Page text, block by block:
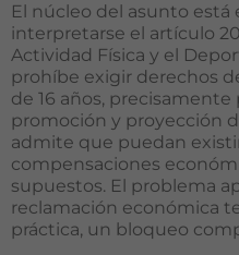
El núcleo del asunto está
interpretarse el artículo 20
Actividad Física y el
prohíbe exigir derechos
de 16 años, precisamente
promoción y proyección
admite que puedan
compensaciones
supuestos. El problema
reclamación económica
práctica, un bloqueo